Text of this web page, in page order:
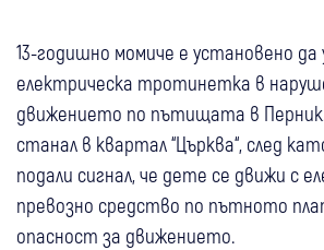
13-годишно момиче е установено да
електрическа тротинетка в
движението по пътищата в
станал в квартал “Църква“, след
подали сигнал, че дете се движи с
превозно средство по пътното
опасност за движението.